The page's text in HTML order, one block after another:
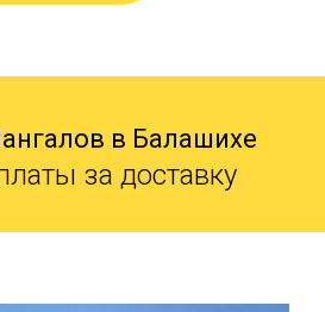
в Балашихе
за доставку